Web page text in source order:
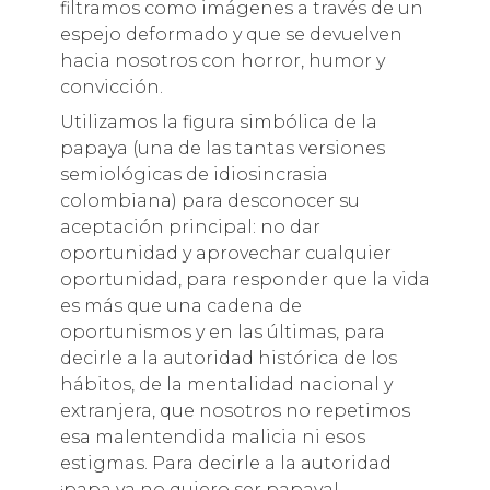
filtramos como imágenes a través de un
espejo deformado y que se devuelven
hacia nosotros con horror, humor y
convicción.
Utilizamos la figura simbólica de la
papaya (una de las tantas versiones
semiológicas de idiosincrasia
colombiana) para desconocer su
aceptación principal: no dar
oportunidad y aprovechar cualquier
oportunidad, para responder que la vida
es más que una cadena de
oportunismos y en las últimas, para
decirle a la autoridad histórica de los
hábitos, de la mentalidad nacional y
extranjera, que nosotros no repetimos
esa malentendida malicia ni esos
estigmas. Para decirle a la autoridad